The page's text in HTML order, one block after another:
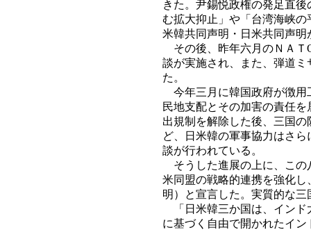
きた。尹錫悦政権の発足直
む拡大抑止」や「台湾海峡
米韓共同声明・日米共同声明
その後、昨年六月のＮＡＴ
談が実施され、また、弾道
た。
今年三月に韓国政府が徴用
民地支配とその加害の責任
出規制を解除した後、三国
ど、日米韓の軍事協力はさ
談が行われている。
そうした進展の上に、この
米同盟の戦略的連携を強化
明）と宣言した。実質的な
「日米韓三か国は、インド
に基づく自由で開かれたイ